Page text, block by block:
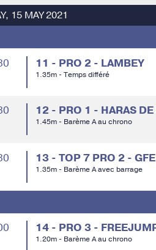
15 MAY 2021
11 - PRO 2 - LAMBEY
1.35m - Temps différé
12 - PRO 1 - HARAS DE
1.45m - Barème A au chrono
13 - TOP 7 PRO 2 -
1.35m - Barème A avec barrage
14 - PRO 3 -
1.20m - Barème A au chrono